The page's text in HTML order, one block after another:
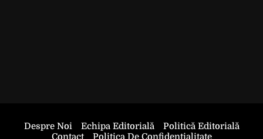
Despre Noi Echipa Editorială
Politică Editorială
Contact
Politica De Confidentialitate